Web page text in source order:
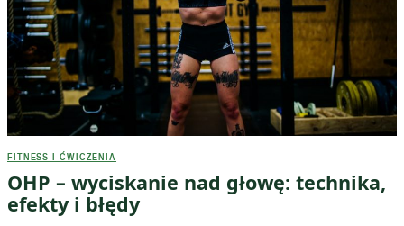
FITNESS I ĆWICZENIA
OHP – wyciskanie nad głowę: technika,
efekty i błędy